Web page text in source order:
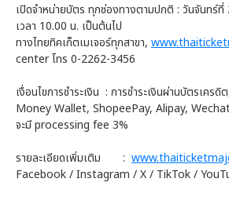
เปิดจำหน่ายบัตร ทุกช่องทางตามปกติ : วันจันทร์
เวลา 10.00 น. เป็นต้นไป
ทางไทยทิคเก็ตเมเจอร์ทุกสาขา,
center โทร 0-2262-3456
เงื่อนไขการชำระเงิน : การชำระเงินผ่านบัตรเคร
Money Wallet, ShopeePay, Alipay,
จะมี processing fee 3%
รายละเอียดเพิ่มเติม
:
Facebook / Instagram / X / TikTok /